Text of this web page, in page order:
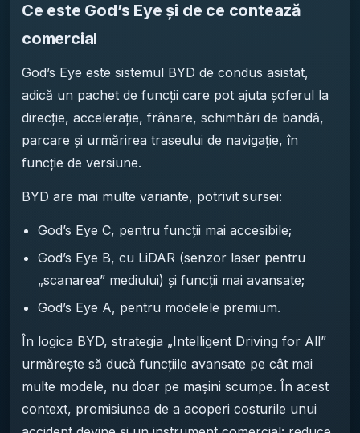
Ce este God’s Eye și de ce contează
comercial
God’s Eye este sistemul BYD de condus asistat,
adică un pachet de funcții care pot ajuta șoferul la
direcție, accelerație, frânare, schimbări de bandă,
parcare și urmărirea traseului de navigație, în
funcție de versiune.
BYD are mai multe variante, potrivit sursei:
God’s Eye C, pentru funcții mai accesibile;
God’s Eye B, cu LiDAR (senzor laser pentru
„scanarea” mediului) și funcții mai avansate;
God’s Eye A, pentru modelele premium.
În logica BYD, strategia „Intelligent Driving for All”
urmărește să ducă funcțiile avansate pe cât mai
multe modele, nu doar pe mașini scumpe. În acest
context, promisiunea de a acoperi costurile unui